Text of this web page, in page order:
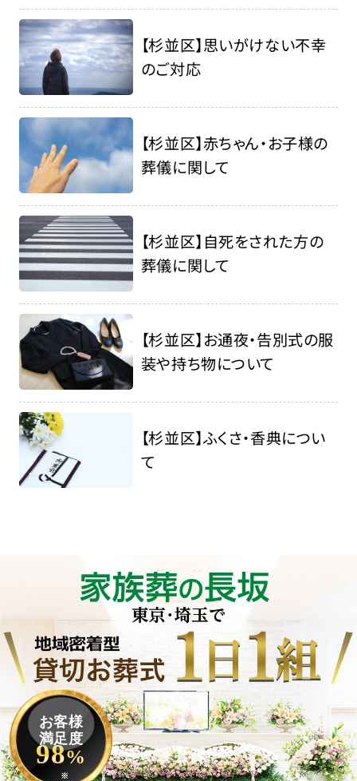
【杉並区】思いがけない不幸
のご対応
【杉並区】赤ちゃん・お子様の
葬儀に関して
【杉並区】自死をされた方の
葬儀に関して
【杉並区】お通夜・告別式の服
装や持ち物について
【杉並区】ふくさ・香典につい
て
お客様
満足度
98%
※